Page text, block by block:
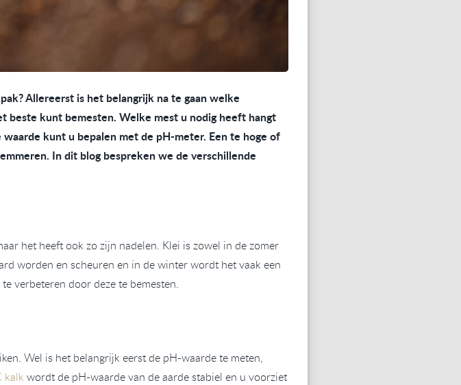
Allereerst is het belangrijk na te gaan welke
beste kunt bemesten. Welke mest u nodig heeft hangt
kunt u bepalen met de pH-meter. Een te hoge of
In dit blog bespreken we de verschillende
het heeft ook zo zijn nadelen. Klei is zowel in de zomer
worden en scheuren en in de winter wordt het vaak een
verbeteren door deze te bemesten.
Wel is het belangrijk eerst de pH-waarde te meten,
kalk wordt de pH-waarde van de aarde stabiel en u voorziet